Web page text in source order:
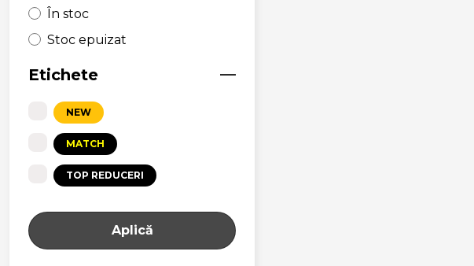
În stoc
Stoc epuizat
Etichete
NEW
MATCH
TOP REDUCERI
Aplică